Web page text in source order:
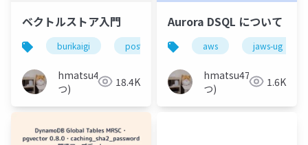
ベクトルストア入門
burikaigi postgresql ベクトルストア
hmatsu47(ま
つ)
18.4K
Aurora DSQL について
aws jaws-ug
hmatsu47(ま
つ)
1.6K